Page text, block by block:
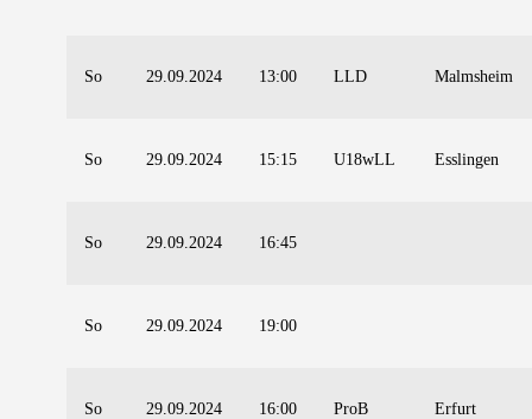
So 29.09.2024 13:00 LLD Malmsheim
So 29.09.2024 15:15 U18wLL Esslingen
So 29.09.2024 16:45
So 29.09.2024 19:00
So 29.09.2024 16:00 ProB Erfurt